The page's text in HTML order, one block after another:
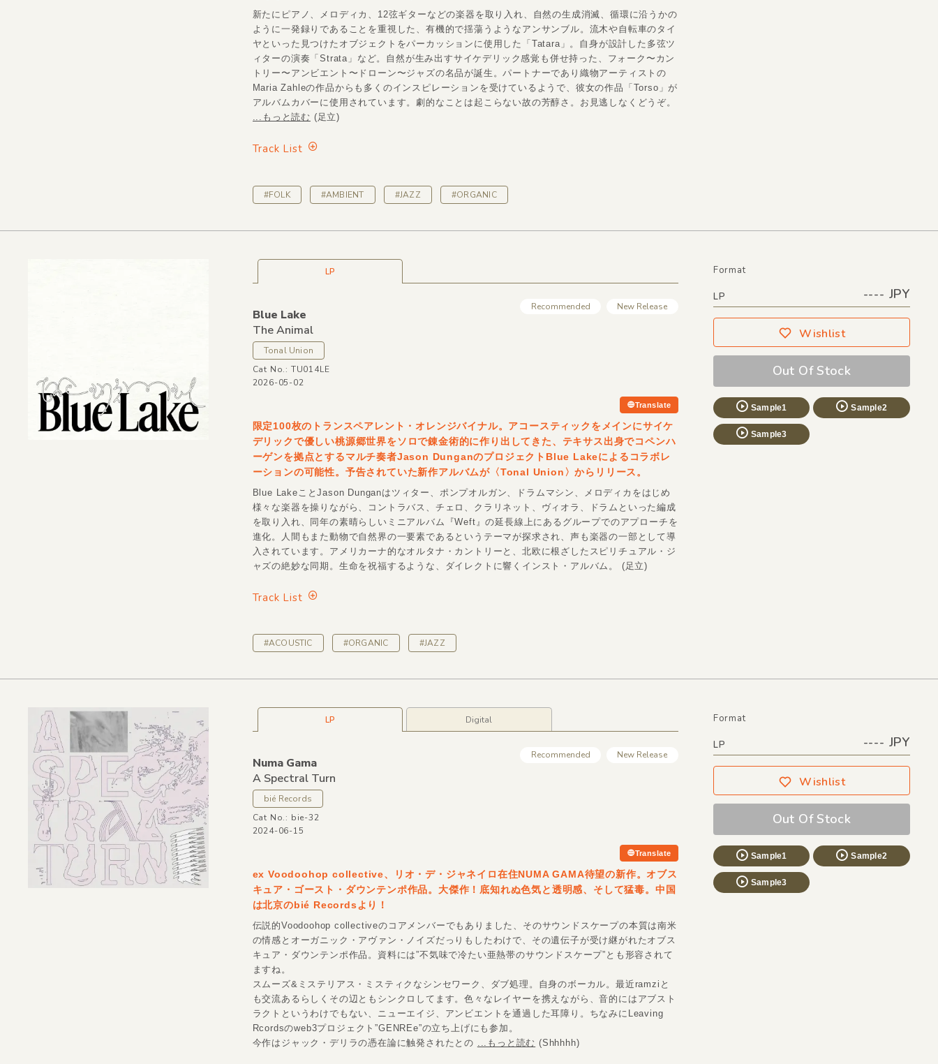
新たにピアノ、メロディカ、12弦ギターなどの楽器を取り入れ、自然の生成消滅、循環に沿うかの
ように一発録りであることを重視した、有機的で揺蕩うようなアンサンブル。流木や自転車のタイ
ヤといった見つけたオブジェクトをパーカッションに使用した「Tatara」。自身が設計した多弦ツ
ィターの演奏「Strata」など。自然が生み出すサイケデリック感覚も併せ持った、フォーク〜カン
トリー〜アンビエント〜ドローン〜ジャズの名品が誕生。パートナーであり織物アーティストの
Maria Zahleの作品からも多くのインスピレーションを受けているようで、彼女の作品「Torso」が
アルバムカバーに使用されています。劇的なことは起こらない故の芳醇さ。お見逃しなくどうぞ。
...もっと読む (足立)
Track List
#FOLK #AMBIENT #JAZZ #ORGANIC
LP
Recommended New Release
Blue Lake
The Animal
Tonal Union
Cat No.: TU014LE
2026-05-02
Translate
Format
LP ---- JPY
Wishlist
Out Of Stock
Sample1 Sample2
Sample3
限定100枚のトランスペアレント・オレンジバイナル。アコースティックをメインにサイケ
デリックで優しい桃源郷世界をソロで錬金術的に作り出してきた、テキサス出身でコペンハ
ーゲンを拠点とするマルチ奏者Jason DunganのプロジェクトBlue Lakeによるコラボレ
ーションの可能性。予告されていた新作アルバムが〈Tonal Union〉からリリース。
Blue LakeことJason Dunganはツィター、ポンプオルガン、ドラムマシン、メロディカをはじめ
様々な楽器を操りながら、コントラバス、チェロ、クラリネット、ヴィオラ、ドラムといった編成
を取り入れ、同年の素晴らしいミニアルバム『Weft』の延長線上にあるグループでのアプローチを
進化。人間もまた動物で自然界の一要素であるというテーマが探求され、声も楽器の一部として導
入されています。アメリカーナ的なオルタナ・カントリーと、北欧に根ざしたスピリチュアル・ジ
ャズの絶妙な同期。生命を祝福するような、ダイレクトに響くインスト・アルバム。 (足立)
Track List
#ACOUSTIC #ORGANIC #JAZZ
LP Digital
Recommended New Release
Numa Gama
A Spectral Turn
bié Records
Cat No.: bie-32
2024-06-15
Translate
Format
LP ---- JPY
Wishlist
Out Of Stock
Sample1 Sample2
Sample3
ex Voodoohop collective、リオ・デ・ジャネイロ在住NUMA GAMA待望の新作。オブス
キュア・ゴースト・ダウンテンポ作品。大傑作！底知れぬ色気と透明感、そして猛毒。中国
は北京のbié Recordsより！
伝説的Voodoohop collectiveのコアメンバーでもありました、そのサウンドスケープの本質は南米
の情感とオーガニック・アヴァン・ノイズだっりもしたわけで、その遺伝子が受け継がれたオブス
キュア・ダウンテンポ作品。資料には”不気味で冷たい亜熱帯のサウンドスケープ”とも形容されて
ますね。
スムーズ&ミステリアス・ミスティクなシンセワーク、ダブ処理。自身のボーカル。最近ramziと
も交流あるらしくその辺ともシンクロしてます。色々なレイヤーを携えながら、音的にはアブスト
ラクトというわけでもない、ニューエイジ、アンビエントを通過した耳障り。ちなみにLeaving
Rcordsのweb3プロジェクト”GENREe”の立ち上げにも参加。
今作はジャック・デリラの憑在論に触発されたとの ...もっと読む (Shhhhh)